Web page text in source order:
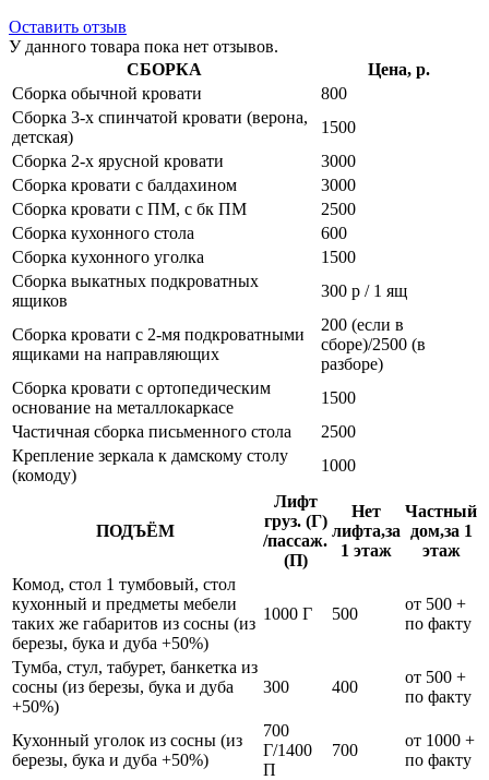
Оставить отзыв
У данного товара пока нет отзывов.
СБОРКА
Цена, р.
Сборка обычной кровати
800
Сборка 3-х спинчатой кровати (верона,
детская)
1500
Сборка 2-х ярусной кровати
3000
Сборка кровати с балдахином
3000
Сборка кровати с ПМ, с бк ПМ
2500
Сборка кухонного стола
600
Сборка кухонного уголка
1500
Сборка выкатных подкроватных
ящиков
300 р / 1 ящ
Сборка кровати с 2-мя подкроватными
ящиками на направляющих
200 (если в
сборе)/2500 (в
разборе)
Сборка кровати с ортопедическим
основание на металлокаркасе
1500
Частичная сборка письменного стола
2500
Крепление зеркала к дамскому столу
(комоду)
1000
ПОДЪЁМ
Лифт
груз. (Г)
/пассаж.
(П)
Нет
лифта,за
1 этаж
Частный
дом,за 1
этаж
Комод, стол 1 тумбовый, стол
кухонный и предметы мебели
таких же габаритов из сосны (из
березы, бука и дуба +50%)
1000 Г 500
от 500 +
по факту
Тумба, стул, табурет, банкетка из
сосны (из березы, бука и дуба
+50%)
300 400
от 500 +
по факту
Кухонный уголок из сосны (из
березы, бука и дуба +50%)
700
Г/1400
П
700
от 1000 +
по факту